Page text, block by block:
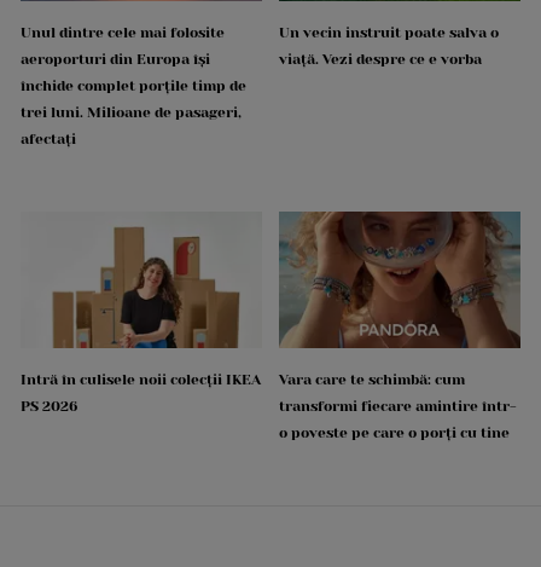
Unul dintre cele mai folosite
aeroporturi din Europa își
închide complet porțile timp de
trei luni. Milioane de pasageri,
afectați
Un vecin instruit poate salva o
viață. Vezi despre ce e vorba
Intră în culisele noii colecții IKEA
PS 2026
Vara care te schimbă: cum
transformi fiecare amintire într-
o poveste pe care o porți cu tine